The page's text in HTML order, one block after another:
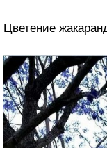
Цветение